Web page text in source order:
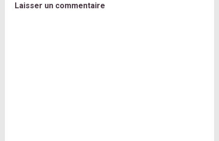
Laisser un commentaire